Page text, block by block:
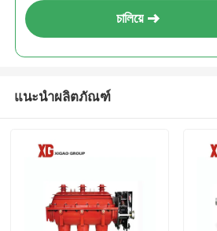
চালিয়ে
แนะนำผลิตภัณฑ์